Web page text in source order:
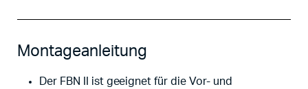
Montageanleitung
Der FBN II ist geeignet für die Vor- und